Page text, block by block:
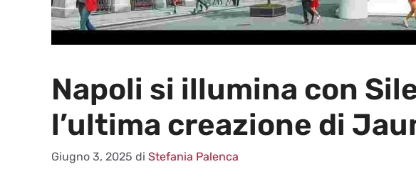
Napoli si illumina con
l’ultima creazione di
Giugno 3, 2025 di Stefania Palenca